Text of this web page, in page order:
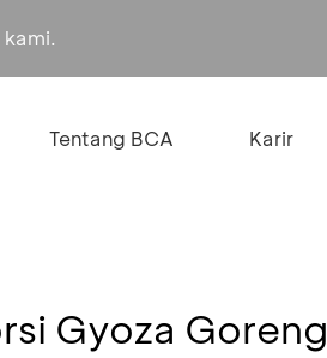
Tentang BCA Karir
Gyoza Goreng